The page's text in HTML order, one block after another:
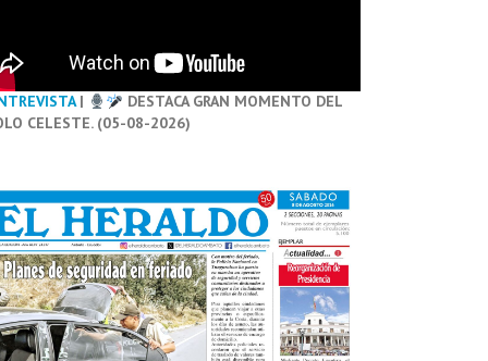
|
DESTACA GRAN MOMENTO DEL
CELESTE. (05-08-2026)